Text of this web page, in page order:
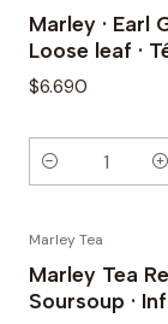
Marley · Earl
Loose leaf ·
$6.690
Cantidad
Marley Tea
Marley Tea
Soursoup ·